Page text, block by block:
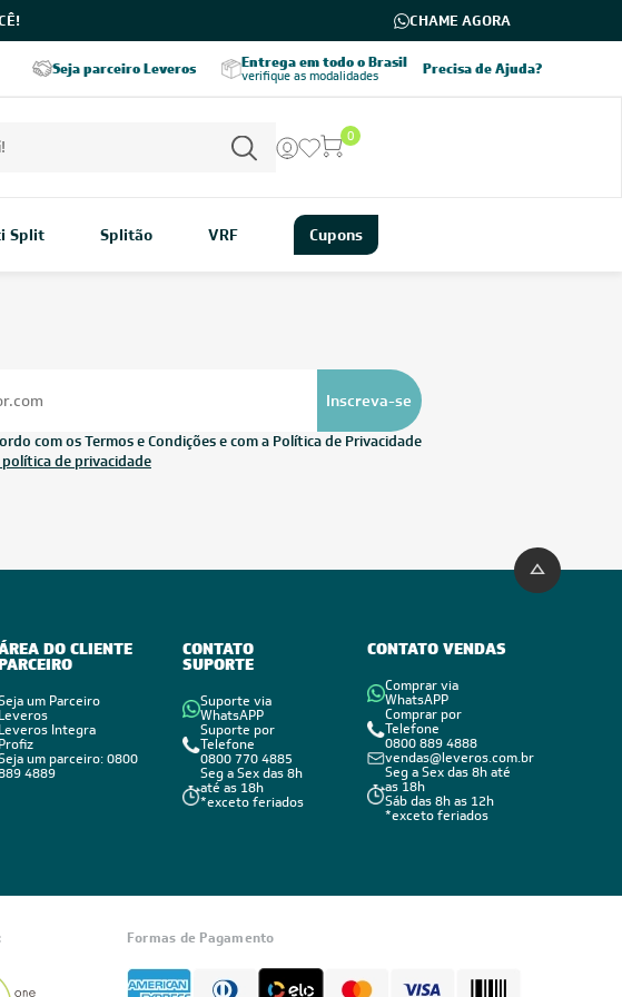
CHAME AGORA
Precisa de Ajuda?
Seja parceiro Leveros Entrega em todo o Brasil
verifique as modalidades
Parcele em até 8x
sem juros
0
Split Splitão VRF Cupons
Inscreva-se
com os Termos e Condições e com a Política de Privacidade
de privacidade
DO CLIENTE
um Parceiro
Leveros
Leveros Integra
Profiz
um parceiro: 0800
4889
CONTATO
SUPORTE
Suporte via
WhatsAPP
Suporte por
Telefone
0800 770 4885
Seg a Sex das 8h
até as 18h
*exceto feriados
CONTATO VENDAS
Comprar via
WhatsAPP
Comprar por
Telefone
0800 889 4888
vendas@leveros.com.br
Seg a Sex das 8h até
as 18h
Sáb das 8h as 12h
*exceto feriados
Formas de Pagamento